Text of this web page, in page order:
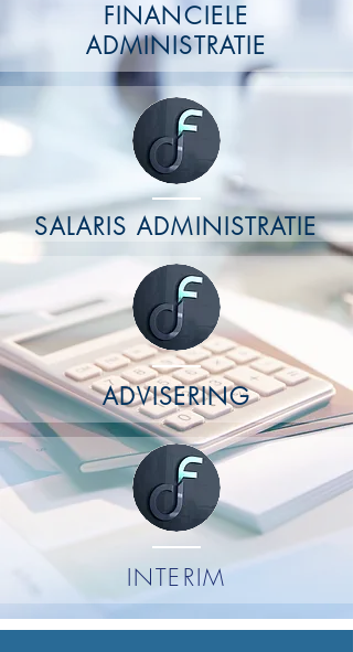
FINANCIELE
ADMINISTRATIE
SALARIS ADMINISTRATIE
ADVISERING
INTERIM